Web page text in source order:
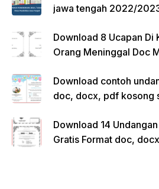
jawa tengah 2022/
Download 8 Ucapan Di
Orang Meninggal Doc
Download contoh
doc, docx, pdf kosong
Download 14
Gratis Format doc,